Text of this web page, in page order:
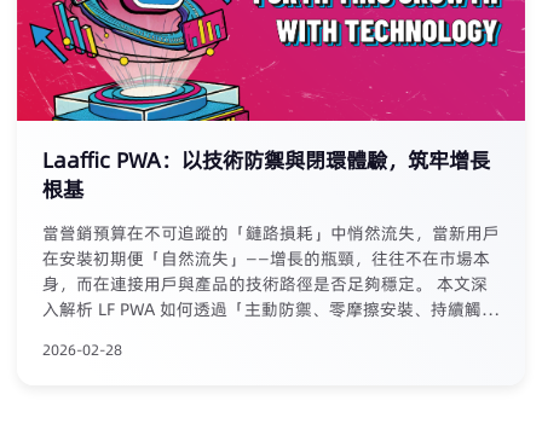
Laaffic PWA：以技術防禦與閉環體驗，筑牢增長
根基
當營銷預算在不可追蹤的「鏈路損耗」中悄然流失，當新用戶
在安裝初期便「自然流失」——增長的瓶頸，往往不在市場本
身，而在連接用戶與產品的技術路徑是否足夠穩定。 本文深
入解析 LF PWA 如何透過「主動防禦、零摩擦安裝、持續觸
早期數據顯示：安裝轉化率提升150%-300%，7日留存率提
2026-02-28